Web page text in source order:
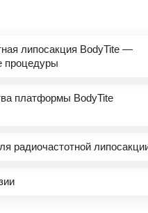
липосакция BodyTite —
процедуры
платформы BodyTite
радиочастотной